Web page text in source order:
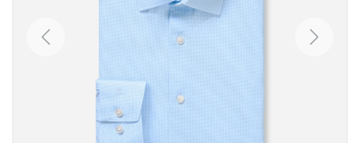
Previous Next